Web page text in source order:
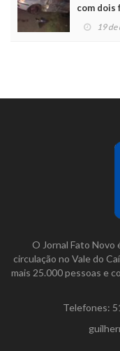
com dois
19
O Jornal Fato Novo
circulação no Vale do
mais 25.000 pessoas e
Telefones: